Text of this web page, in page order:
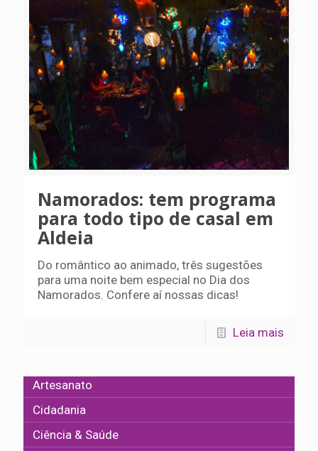
Namorados: tem programa
para todo tipo de casal em
Aldeia
Do romântico ao animado, três sugestões
para uma noite bem especial no Dia dos
Namorados. Confere aí nossas dicas!
Leia mais
Artesanato
Cidadania
Ciência & Saúde